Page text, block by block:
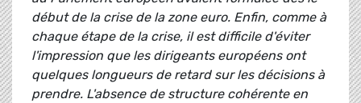
début de la crise de la zone euro. Enfin, comme à
chaque étape de la crise, il est difficile d'éviter
l'impression que les dirigeants européens ont
quelques longueurs de retard sur les décisions à
prendre. L'absence de structure cohérente en